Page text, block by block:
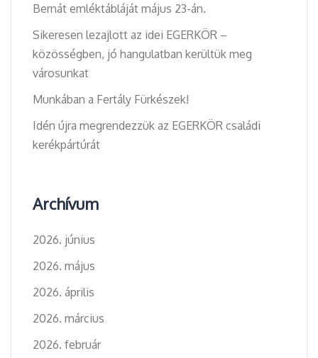
Bernát emléktábláját május 23-án.
Sikeresen lezajlott az idei EGERKÖR –
közösségben, jó hangulatban kerültük meg
városunkat
Munkában a Fertály Fürkészek!
Idén újra megrendezzük az EGERKÖR családi
kerékpártúrát
Archívum
2026. június
2026. május
2026. április
2026. március
2026. február